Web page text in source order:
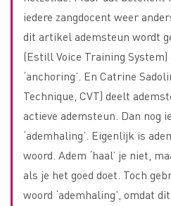
iedere zangdocent weer
dit artikel ademsteun wordt
(Estill Voice Training
‘anchoring’. En Catrine
Technique, CVT) deelt
actieve ademsteun. Dan nog
‘ademhaling’. Eigenlijk is
woord. Adem ‘haal’ je niet,
als je het goed doet. Toch
woord ‘ademhaling’, omdat